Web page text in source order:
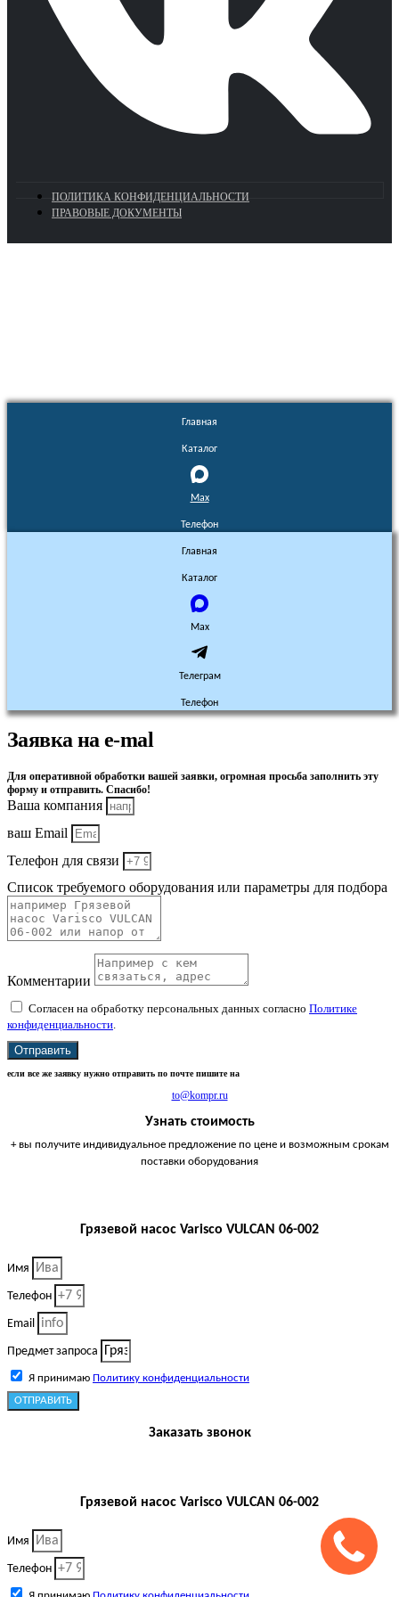
ПОЛИТИКА КОНФИДЕНЦИАЛЬНОСТИ
ПРАВОВЫЕ ДОКУМЕНТЫ
Главная
Каталог
Max
Телефон
Главная
Каталог
Max
Телеграм
Телефон
Заявка на e-mal
Для оперативной обработки вашей заявки, огромная просьба заполнить эту
форму и отправить. Спасибо!
Ваша компания
ваш Email
Телефон для связи
Список требуемого оборудования или параметры для подбора
Комментарии
Согласен на обработку персональных данных согласно Политике
конфиденциальности.
Отправить
если все же заявку нужно отправить по почте пишите на
to@kompr.ru
Узнать стоимость
+ вы получите индивидуальное предложение по цене и возможным срокам
поставки оборудования
Грязевой насос Varisco VULCAN 06-002
Имя
Телефон
Email
Предмет запроса
Я принимаю Политику конфиденциальности
ОТПРАВИТЬ
Заказать звонок
Грязевой насос Varisco VULCAN 06-002
Имя
Телефон